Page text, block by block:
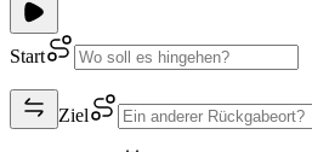
Start
Ziel